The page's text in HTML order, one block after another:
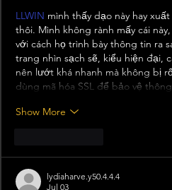
LLWIN mình thấy dạo này hay
thôi. Mình không rành mấy cái
với cách họ trình bày thông tin ra
trang nhìn sạch sẽ, kiểu hiện đại,
nên lướt khá nhanh mà không bị
dùng mã hóa SSL để bảo vệ
Show More
lydiaharve.y50.4.4.4
Jul 03